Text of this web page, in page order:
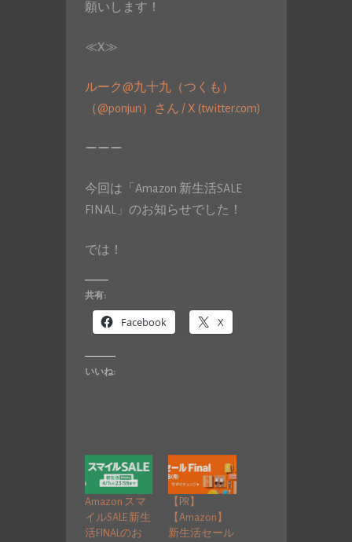
願いします！
≪X≫
ルーク@九十九（つくも）
（@ponjun）さん / X (twitter.com)
ーーー
今回は「Amazon 新生活SALE
FINAL」のお知らせでした！
では！
共有:
Facebook X
いいね:
Amazon スマ
イルSALE 新生
活FINALのお
【PR】
【Amazon】
新生活セール